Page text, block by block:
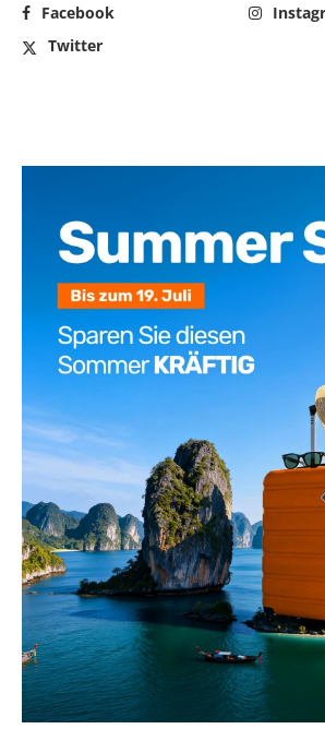
Facebook
Twitter